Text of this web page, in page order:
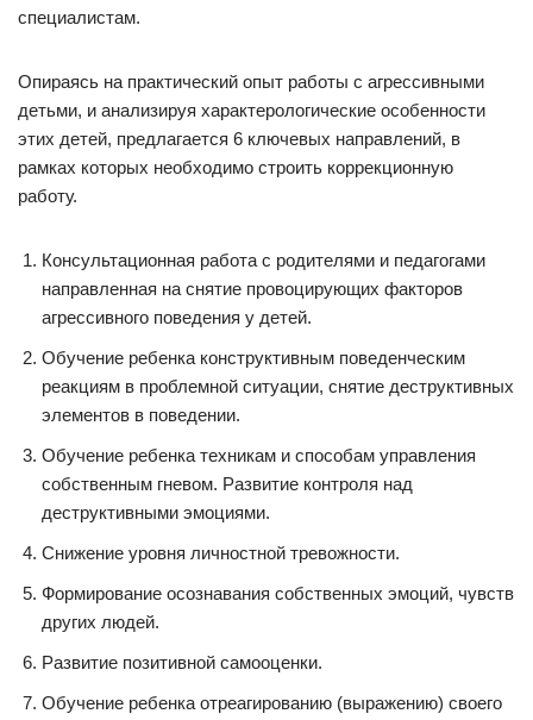
специалистам.
Опираясь на практический опыт работы с агрессивными
детьми, и анализируя характерологические особенности
этих детей, предлагается 6 ключевых направлений, в
рамках которых необходимо строить коррекционную
работу.
Консультационная работа с родителями и педагогами
направленная на снятие провоцирующих факторов
агрессивного поведения у детей.
Обучение ребенка конструктивным поведенческим
реакциям в проблемной ситуации, снятие деструктивных
элементов в поведении.
Обучение ребенка техникам и способам управления
собственным гневом. Развитие контроля над
деструктивными эмоциями.
Снижение уровня личностной тревожности.
Формирование осознавания собственных эмоций, чувств
других людей.
Развитие позитивной самооценки.
Обучение ребенка отреагированию (выражению) своего